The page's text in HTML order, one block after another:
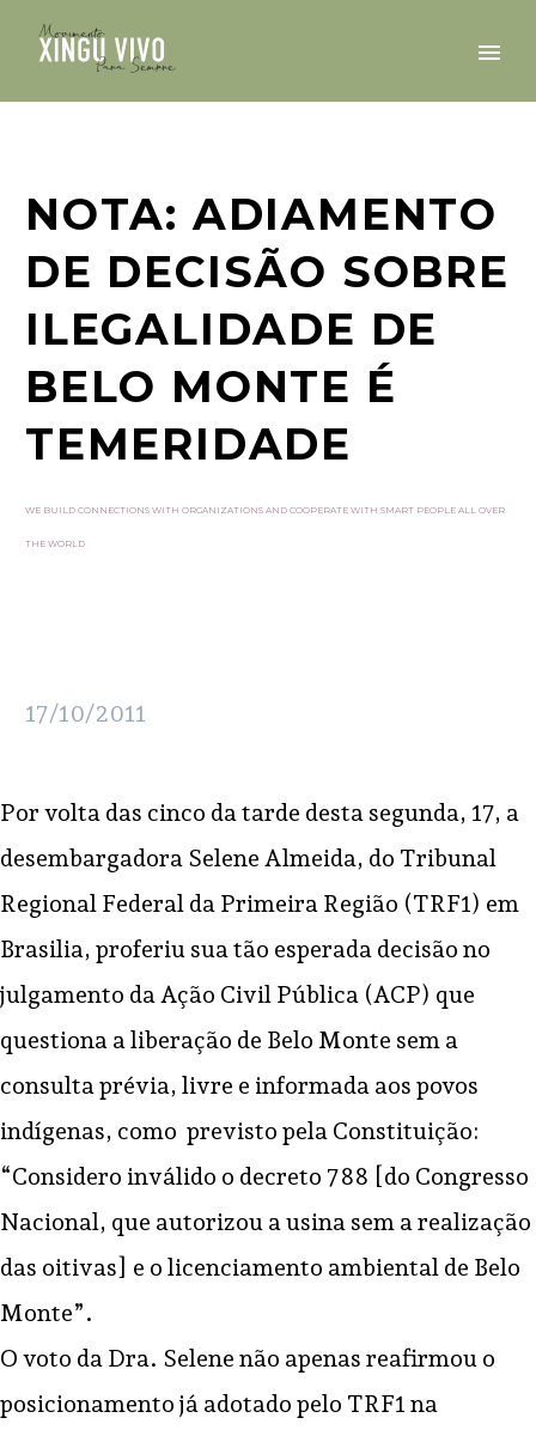
NOTA: ADIAMENTO
DE DECISÃO SOBRE
ILEGALIDADE DE
BELO MONTE É
TEMERIDADE
WE BUILD CONNECTIONS WITH ORGANIZATIONS AND COOPERATE WITH SMART PEOPLE ALL OVER
THE WORLD
17/10/2011
Por volta das cinco da tarde desta segunda, 17, a
desembargadora Selene Almeida, do Tribunal
Regional Federal da Primeira Região (TRF1) em
Brasilia, proferiu sua tão esperada decisão no
julgamento da Ação Civil Pública (ACP) que
questiona a liberação de Belo Monte sem a
consulta prévia, livre e informada aos povos
indígenas, como previsto pela Constituição:
“Considero inválido o decreto 788 [do Congresso
Nacional, que autorizou a usina sem a realização
das oitivas] e o licenciamento ambiental de Belo
Monte”.
O voto da Dra. Selene não apenas reafirmou o
posicionamento já adotado pelo TRF1 na